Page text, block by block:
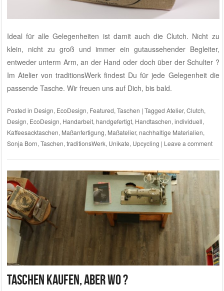
Ideal für alle Gelegenheiten ist damit auch die Clutch. Nicht zu
klein, nicht zu groß und immer ein gutaussehender Begleiter,
entweder unterm Arm, an der Hand oder doch über der Schulter ?
Im Atelier von traditionsWerk findest Du für jede Gelegenheit die
passende Tasche. Wir freuen uns auf Dich, bis bald.
Posted in Design, EcoDesign, Featured, Taschen | Tagged Atelier, Clutch,
Design, EcoDesign, Handarbeit, handgefertigt, Handtaschen, individuell,
Kaffeesacktaschen, Maßanfertigung, Maßatelier, nachhaltige Materialien,
Sonja Born, Taschen, traditionsWerk, Unikate, Upcycling | Leave a comment
Taschen kaufen, aber wo ?